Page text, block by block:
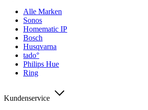
Alle Marken
Sonos
Homematic IP
Bosch
Husqvarna
tado°
Philips Hue
Ring
Kundenservice